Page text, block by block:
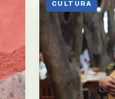
CULTURA